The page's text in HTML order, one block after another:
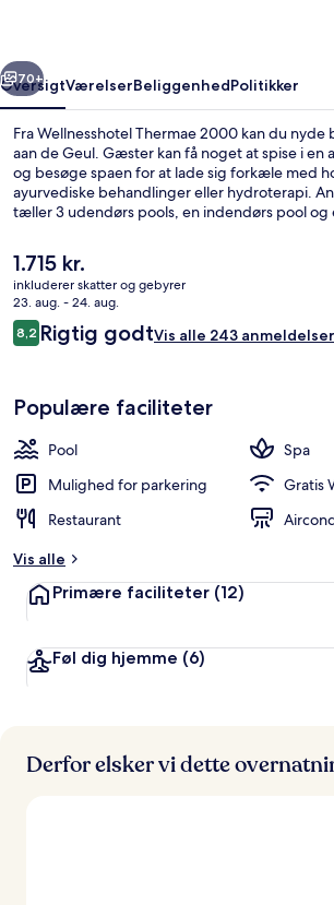
Næste
70+
OversigtVærelserBeliggenhedPolitikker
Fra Wellnesshotel Thermae 2000 kan du nyde
aan de Geul. Gæster kan få noget at spise i en
og besøge spaen for at lade sig forkæle med
ayurvediske behandlinger eller hydroterapi.
tæller 3 udendørs pools, en indendørs pool og
Den
nuværende
pris
er
1.715 kr.
1.715 kr.
inkluderer skatter og gebyrer
23. aug. - 24. aug.
Anmeldelser
8,28,2 ud af 10.
Rigtig godtVis alle 243 anmeldelser
Populære faciliteter
Pool
Spa
Mulighed for parkering
Gratis
Restaurant
Vis alle
Primære faciliteter (12)
Føl dig hjemme (6)
Derfor elsker vi dette